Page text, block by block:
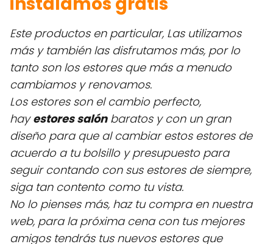
Este productos en particular, Las utilizamos
más y también las disfrutamos más, por lo
tanto son los estores que más a menudo
cambiamos y renovamos.
Los estores son el cambio perfecto,
hayestores salónbaratos y con un gran
diseño para que al cambiar estos estores de
acuerdo a tu bolsillo y presupuesto para
seguir contando con sus estores de siempre,
siga tan contento como tu vista.
No lo pienses más, haz tu compra en nuestra
web, para la próxima cena con tus mejores
amigos tendrás tus nuevos estores que